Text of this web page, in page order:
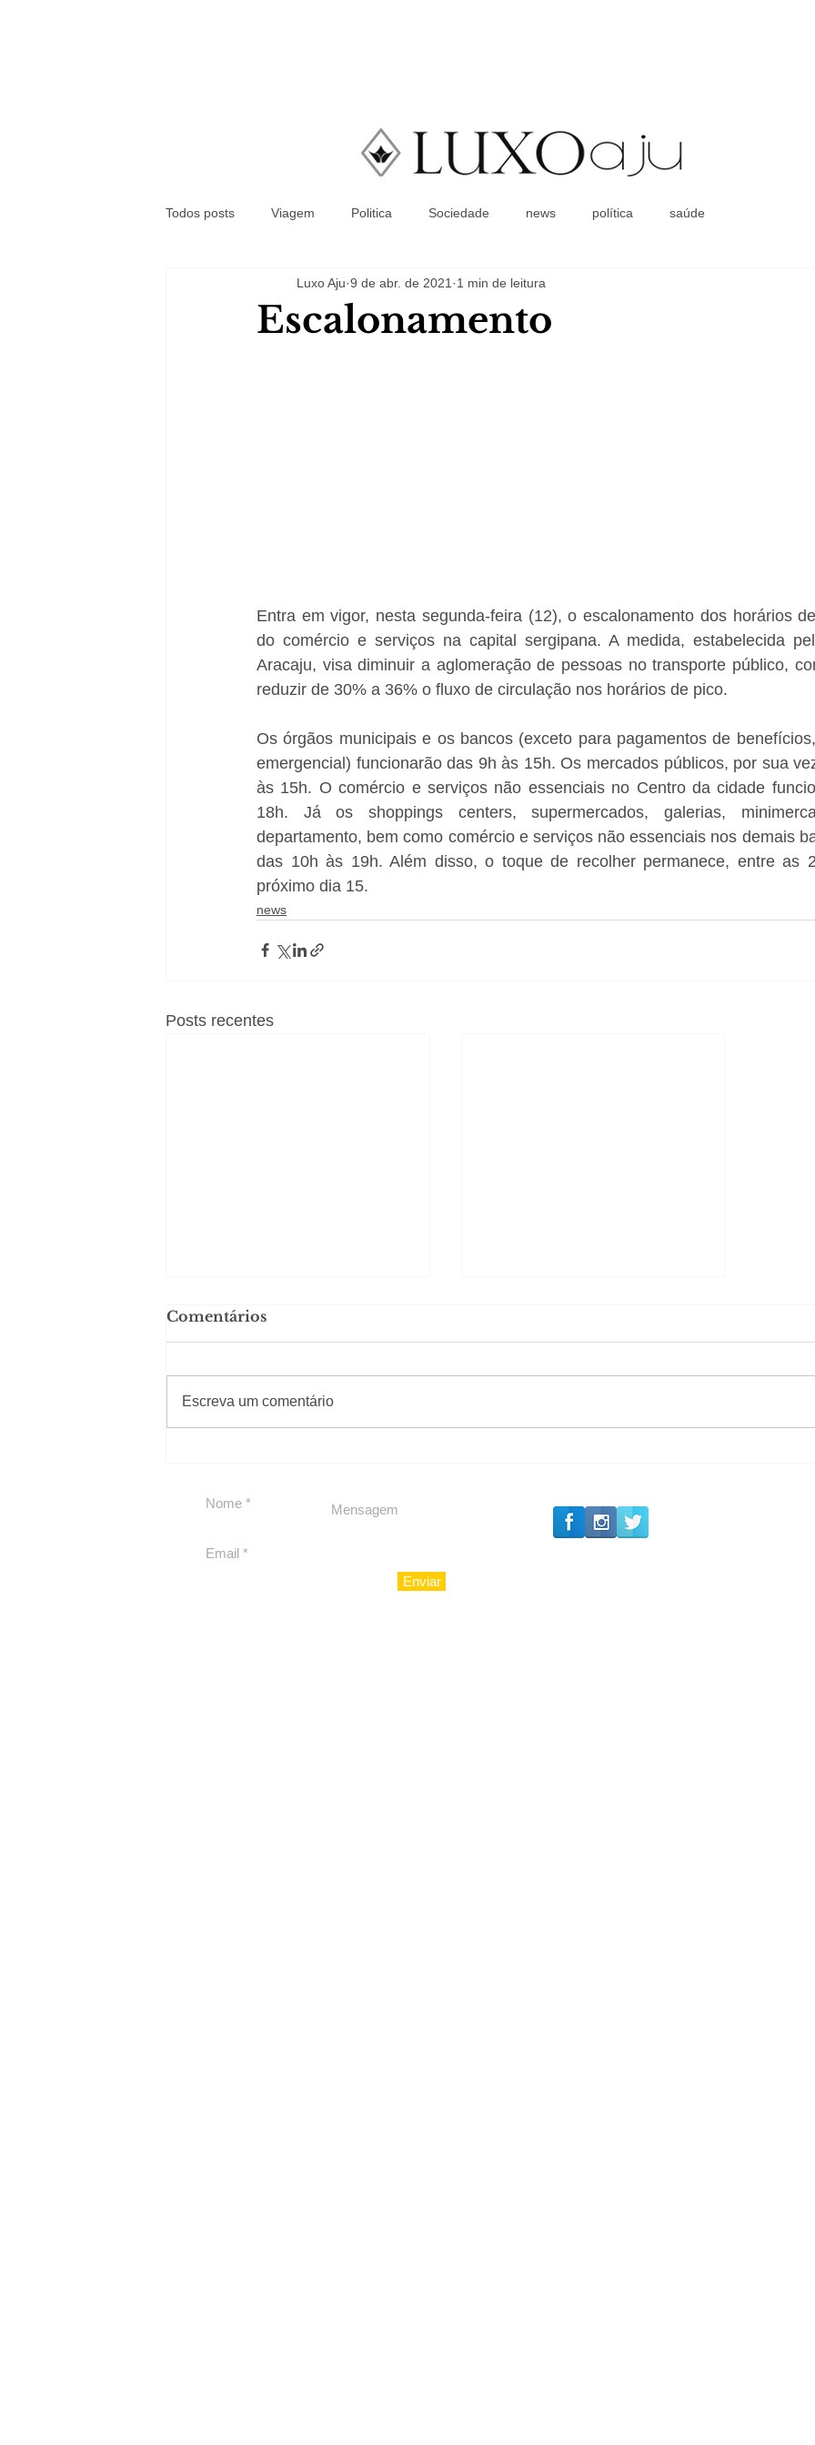
Coluna Social
Todos posts Viagem Politica Sociedade news política saúde
Escalonamento
Luxo Aju 9 de abr. de 2021 1 min de leitura
Entra em vigor, nesta segunda-feira (12), o escalonamento dos horários
do comércio e serviços na capital sergipana. A medida, estabelecida
Aracaju, visa diminuir a aglomeração de pessoas no transporte público,
reduzir de 30% a 36% o fluxo de circulação nos horários de pico.
Os órgãos municipais e os bancos (exceto para pagamentos de
emergencial) funcionarão das 9h às 15h. Os mercados públicos, por sua
às 15h. O comércio e serviços não essenciais no Centro da cidade
18h. Já os shoppings centers, supermercados, galerias,
departamento, bem como comércio e serviços não essenciais nos demais
das 10h às 19h. Além disso, o toque de recolher permanece, entre as
próximo dia 15.
news
Posts recentes
CAJUCIDADE
Comentários
Escreva um comentário
#Sugestões
Enviar